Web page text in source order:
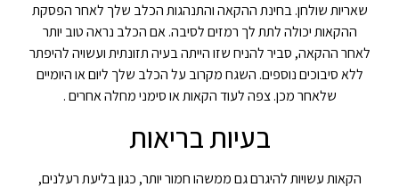
שאריות שולחן. בחינת ההקאה והתנהגות הכלב שלך לאחר הפסקת
ההקאות יכולה לתת לך רמזים לסיבה. אם הכלב נראה טוב יותר
לאחר ההקאה, סביר להניח שזו הייתה בעיה תזונתית ועשויה להיפתר
ללא סיבוכים נוספים. השגח מקרוב על הכלב שלך ליום או היומיים
שלאחר מכן. צפה לעוד הקאות או סימני מחלה אחרים .
בעיות בריאות
הקאות עשויות להיגרם גם ממשהו חמור יותר, כגון בליעת רעלנים,